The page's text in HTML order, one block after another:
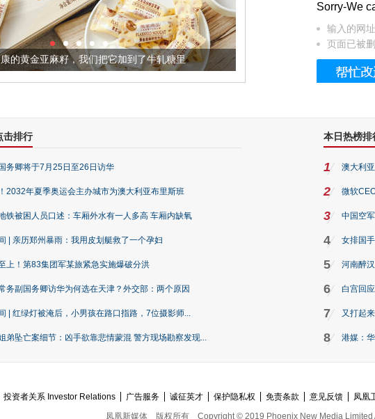
的黄金亚麻籽，我们把它加到了牛轧糖里 被列入佛家七宝的它到底有多
Sorry-We
输入的网
页面已被
击排行
务卿将于7月25日至26日访华
2032年夏季奥运会主办城市为澳大利亚布里斯班
铁被困人员口述：车厢外水有一人多高 车厢内缺氧
| 亲历郑州暴雨：我用皮划艇救了一个孕妇
上！第83集团军某旅紧急实施爆破分洪
务副国务卿访华为何选在天津？外交部：两个原因
| 红绿灯被淹后，小男孩在路口指路，7位摄影师...
弟坠亡案细节：凶手欲靠悲情蒙混 警方现场勘察发现...
本日热榜排
1 澳大利
2 微软
3 中国空
4 女排国
5 河南醉
6 白宫回
7 又打起
8 港媒：
投资者关系 Investor Relations 广告服务 诚征英才 保护隐私权 免责条款 意见反馈 凤凰
凤凰新媒体
版权所有 Copyright © 2019 Phoenix New Media Limited